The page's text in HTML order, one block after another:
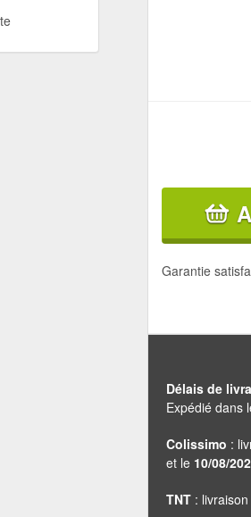
Garantie
Délais de
Expédié dans
Colissimo :
et le 10/08/
TNT :